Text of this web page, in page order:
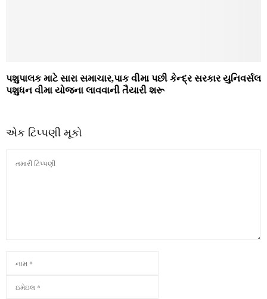
પશુપાલક માટે સારા સમાચાર,પાક વીમા પછી કેન્‍દ્ર સરકાર યુનિવર્સલ
પશુધન વીમા યોજના લાવવાની તૈયારી શરૂ
એક ટિપ્પણી મૂકો